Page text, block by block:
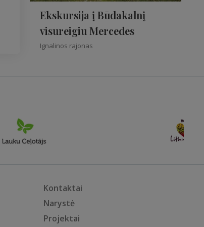
Ekskursija į Būdakalnį
visureigiu Mercedes
Ignalinos rajonas
Kontaktai
Narystė
Projektai